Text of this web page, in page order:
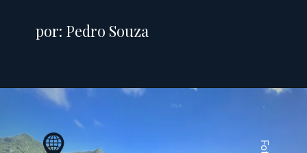
por: Pedro Souza